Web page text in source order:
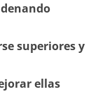
superiores y
ellas